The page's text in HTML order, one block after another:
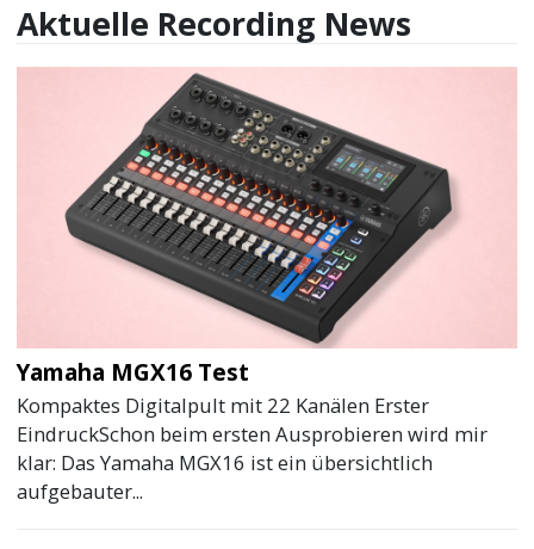
Aktuelle Recording News
Yamaha MGX16 Test
Kompaktes Digitalpult mit 22 Kanälen Erster
EindruckSchon beim ersten Ausprobieren wird mir
klar: Das Yamaha MGX16 ist ein übersichtlich
aufgebauter...